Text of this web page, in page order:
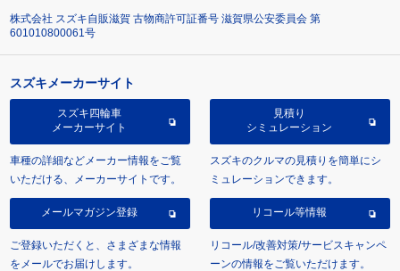
株式会社 スズキ自販滋賀 古物商許可証番号 滋賀県公安委員会 第
601010800061号
スズキメーカーサイト
スズキ四輪車
メーカーサイト
車種の詳細などメーカー情報をご覧
いただける、メーカーサイトです。
見積り
シミュレーション
スズキのクルマの見積りを簡単にシ
ミュレーションできます。
メールマガジン登録
ご登録いただくと、さまざまな情報
をメールでお届けします。
リコール等情報
リコール/改善対策/サービスキャンペ
ーンの情報をご覧いただけます。